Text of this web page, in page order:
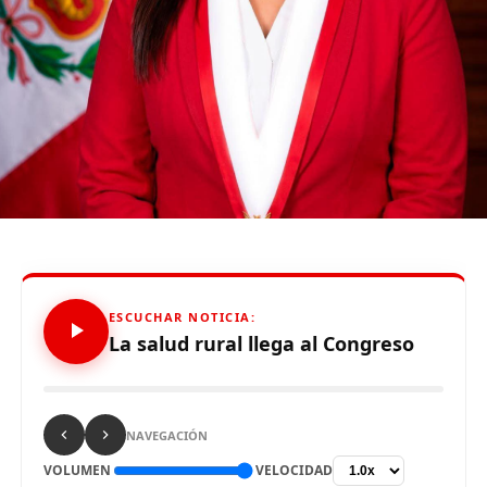
que «cualquier señalamiento e inquietud de la población
será valorada», pero recordó que «los que han
provocado» situaciones como las del fin de semana
«alientan a que se expresen las cosas de una manera
desordenada».
«Separamos a los revolucionarios que puedan tener
determinadas preocupaciones», dijo el presidente, quien
nación.
El mandatario convocó «a todos los revolucionarios del
país» a salir a las calles y acudir a los lugares donde se
Source link
ESCUCHAR NOTICIA:
La salud rural llega al Congreso
NAVEGACIÓN
VOLUMEN VELOCIDAD